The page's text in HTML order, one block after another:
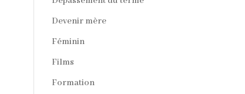
Devenir mère
Féminin
Films
Formation